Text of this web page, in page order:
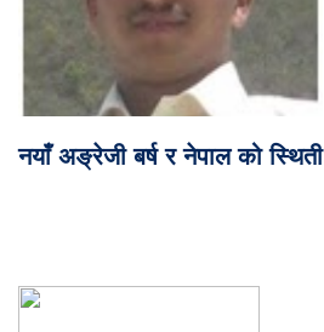
नयाँ अङ्रेजी बर्ष र नेपाल को स्थिती